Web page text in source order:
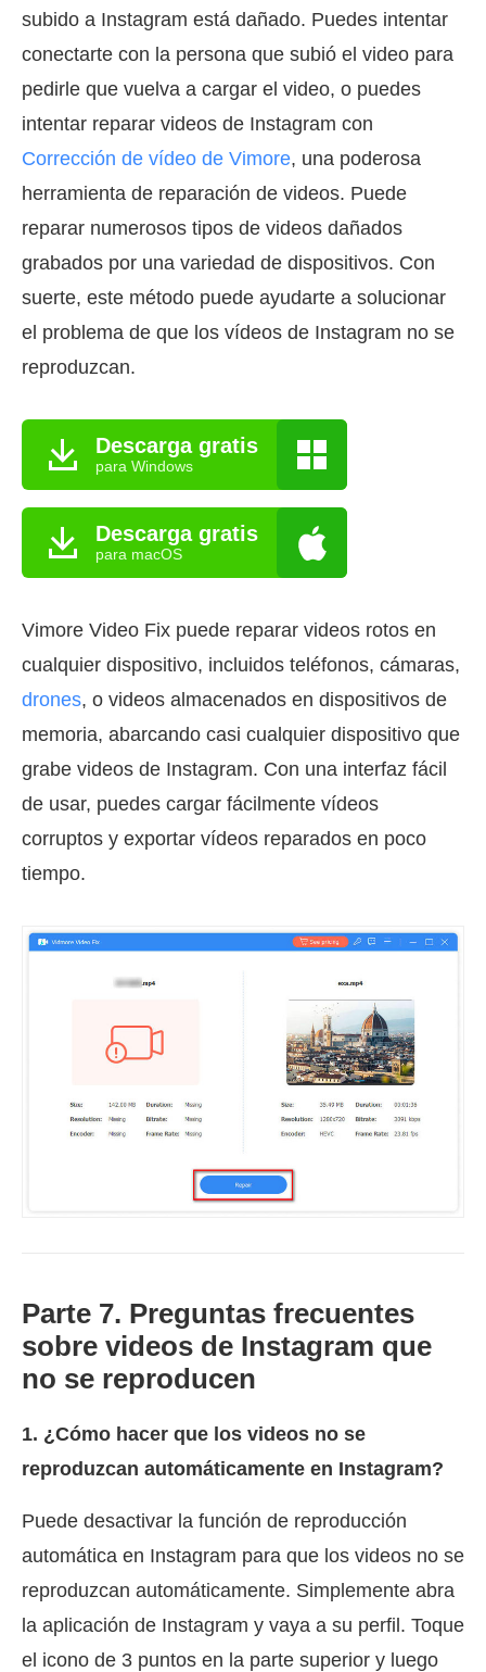
subido a Instagram está dañado. Puedes intentar
conectarte con la persona que subió el video para
pedirle que vuelva a cargar el video, o puedes
intentar reparar videos de Instagram con
Corrección de vídeo de Vimore, una poderosa
herramienta de reparación de videos. Puede
reparar numerosos tipos de videos dañados
grabados por una variedad de dispositivos. Con
suerte, este método puede ayudarte a solucionar
el problema de que los vídeos de Instagram no se
reproduzcan.
Descarga gratis
para Windows
Descarga gratis
para macOS
Vimore Video Fix puede reparar videos rotos en
cualquier dispositivo, incluidos teléfonos, cámaras,
drones, o videos almacenados en dispositivos de
memoria, abarcando casi cualquier dispositivo que
grabe videos de Instagram. Con una interfaz fácil
de usar, puedes cargar fácilmente vídeos
corruptos y exportar vídeos reparados en poco
tiempo.
Parte 7. Preguntas frecuentes
sobre videos de Instagram que
no se reproducen
1. ¿Cómo hacer que los videos no se
reproduzcan automáticamente en Instagram?
Puede desactivar la función de reproducción
automática en Instagram para que los videos no se
reproduzcan automáticamente. Simplemente abra
la aplicación de Instagram y vaya a su perfil. Toque
el icono de 3 puntos en la parte superior y luego